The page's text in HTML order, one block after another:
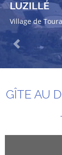
LUZILLÉ
Village de
Previous
GÎTE AU